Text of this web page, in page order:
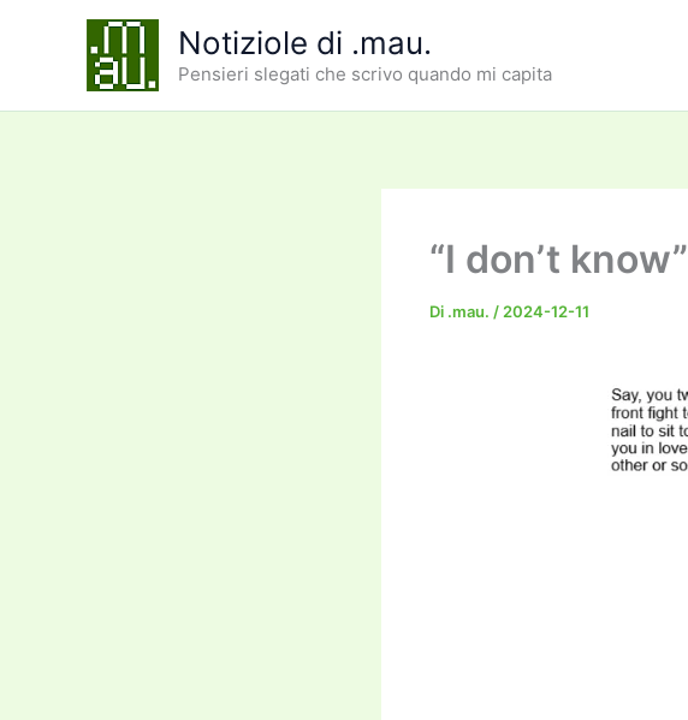
Notiziole di .mau.
Pensieri slegati che scrivo quando mi capita
“I don’t know”
Di .mau. / 2024-12-11